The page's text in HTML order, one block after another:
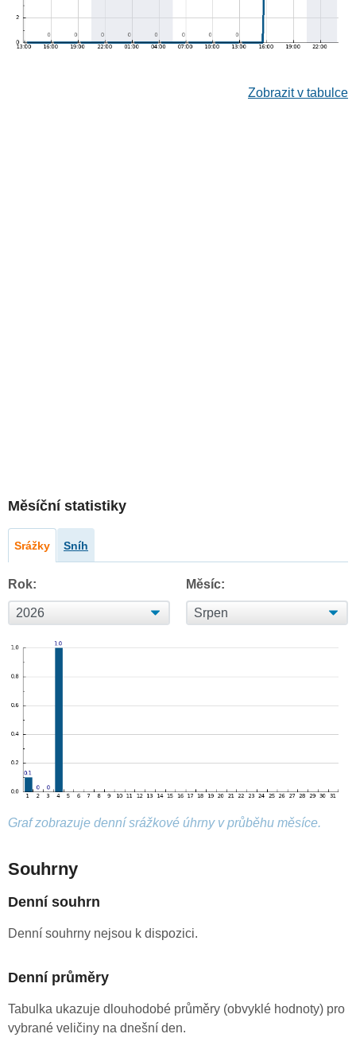
Zobrazit v tabulce
Měsíční statistiky
Srážky Sníh
Rok: Měsíc:
Graf zobrazuje denní srážkové úhrny v průběhu měsíce.
Souhrny
Denní souhrn
Denní souhrny nejsou k dispozici.
Denní průměry
Tabulka ukazuje dlouhodobé průměry (obvyklé hodnoty) pro
vybrané veličiny na dnešní den.